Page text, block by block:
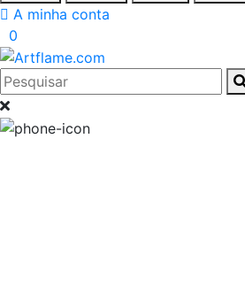
A minha conta
0